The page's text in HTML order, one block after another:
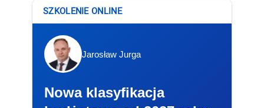
SZKOLENIE ONLINE
Jarosław Jurga
Nowa klasyfikacja